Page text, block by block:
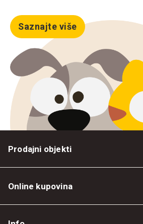
Saznajte više
Prodajni objekti
Online kupovina